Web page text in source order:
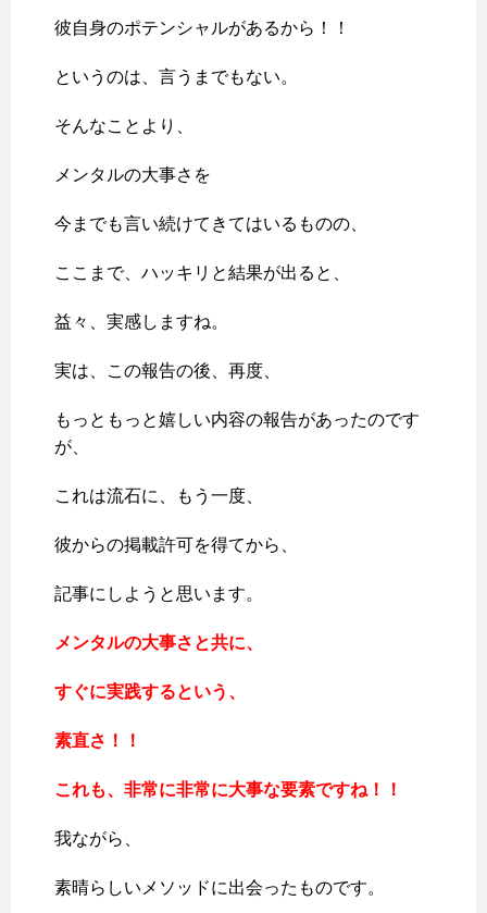
彼自身のポテンシャルがあるから！！
というのは、言うまでもない。
そんなことより、
メンタルの大事さを
今までも言い続けてきてはいるものの、
ここまで、ハッキリと結果が出ると、
益々、実感しますね。
実は、この報告の後、再度、
もっともっと嬉しい内容の報告があったのです
が、
これは流石に、もう一度、
彼からの掲載許可を得てから、
記事にしようと思います。
メンタルの大事さと共に、
すぐに実践するという、
素直さ！！
これも、非常に非常に大事な要素ですね！！
我ながら、
素晴らしいメソッドに出会ったものです。